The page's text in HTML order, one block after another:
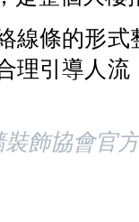
線條的形
理引導人
飾協會官